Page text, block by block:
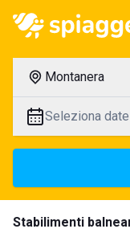
Montanera
Seleziona date
Stabilimenti